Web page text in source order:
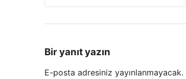
Bir yanıt yazın
E-posta adresiniz yayınlanmayacak.